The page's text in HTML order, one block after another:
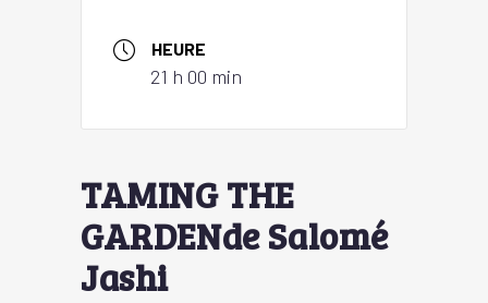
HEURE
21 h 00 min
TAMING THE
GARDENde Salomé
Jashi